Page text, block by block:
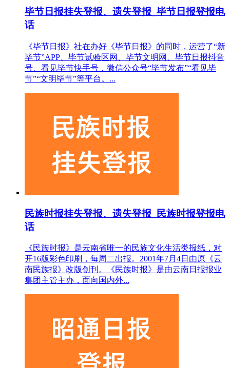
毕节日报挂失登报、遗失登报_毕节日报登报电
话
《毕节日报》社在办好《毕节日报》的同时，运营了“新
毕节”APP、毕节试验区网、毕节文明网、毕节日报抖音
号、看见毕节快手号，微信公众号“毕节发布”“看见毕
节”“文明毕节”等平台。...
民族时报挂失登报、遗失登报_民族时报登报电
话
《民族时报》是云南省唯一的民族文化生活类报纸，对
开16版彩色印刷，每周二出报。2001年7月4日由原《云
南民族报》改版创刊。《民族时报》是由云南日报报业
集团主管主办，面向国内外...